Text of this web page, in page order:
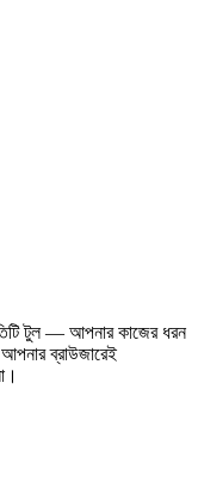
টুল — আপনার কাজের ধরন
ব্রাউজারেই